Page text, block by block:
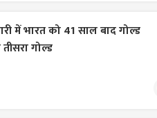
में भारत को 41 साल बाद गोल्ड
गोल्ड